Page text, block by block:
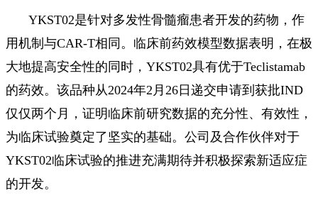
YKST02是针对多发性骨髓瘤患者开发的药物，作
用机制与CAR-T相同。临床前药效模型数据表明，在极
大地提高安全性的同时，YKST02具有优于Teclistamab
的药效。该品种从2024年2月26日递交申请到获批IND
仅仅两个月，证明临床前研究数据的充分性、有效性，
为临床试验奠定了坚实的基础。公司及合作伙伴对于
YKST02临床试验的推进充满期待并积极探索新适应症
的开发。